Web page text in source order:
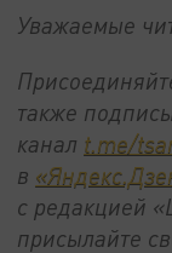
Уважаемые
также
канал t.me/
в
с редакцией
присылайте